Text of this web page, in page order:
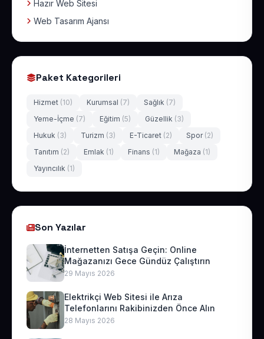
Hazır Web Sitesi
Web Tasarım Ajansı
Paket Kategorileri
Hizmet (10) Kurumsal (7) Sağlık (7)
Yeme-İçme (7) Eğitim (5) Güzellik (3)
Hukuk (3) Turizm (3) E-Ticaret (2) Spor (2)
Tanıtım (2) Emlak (1) Finans (1) Mağaza (1)
Yayıncılık (1)
Son Yazılar
İnternetten Satışa Geçin: Online
Mağazanızı Gece Gündüz Çalıştırın
29 Mayıs 2026
Elektrikçi Web Sitesi ile Arıza
Telefonlarını Rakibinizden Önce Alın
28 Mayıs 2026